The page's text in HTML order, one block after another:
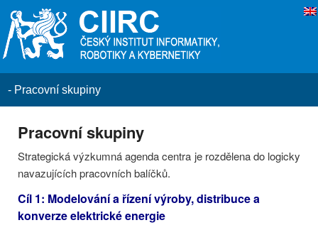
CAK>Projekt>Pracovní skupiny
Primární menu
Přeskočit k primárnímu obsahu.
Přeskočit k sekundárnímu obsahu.
Pracovní skupiny
Strategická výzkumná agenda centra je rozdělena do logicky
navazujících pracovních balíčků.
Cíl 1: Modelování a řízení výroby, distribuce a
konverze elektrické energie